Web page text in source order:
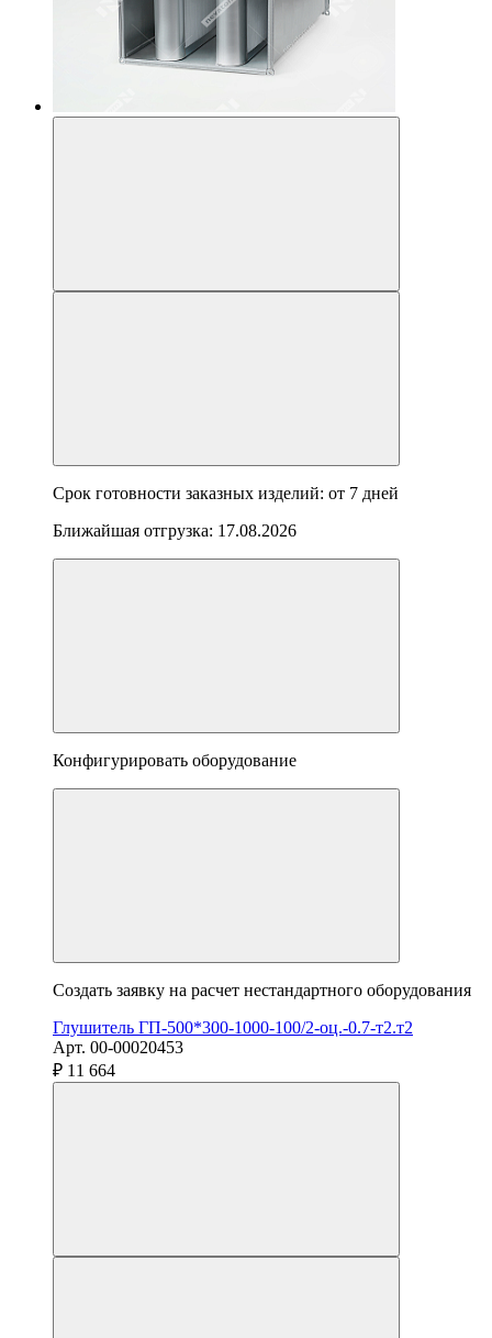
Срок готовности заказных изделий: от 7 дней
Ближайшая отгрузка: 17.08.2026
Конфигурировать оборудование
Создать заявку на расчет нестандартного оборудования
Глушитель ГП-500*300-1000-100/2-оц.-0.7-т2.т2
Арт. 00-00020453
₽ 11 664